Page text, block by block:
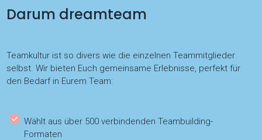
Darum dreamteam
Teamkultur ist so divers wie die einzelnen Teammitglieder
selbst. Wir bieten Euch gemeinsame Erlebnisse, perfekt für
den Bedarf in Eurem Team:
Wählt aus über 500 verbindenden Teambuilding-
Formaten